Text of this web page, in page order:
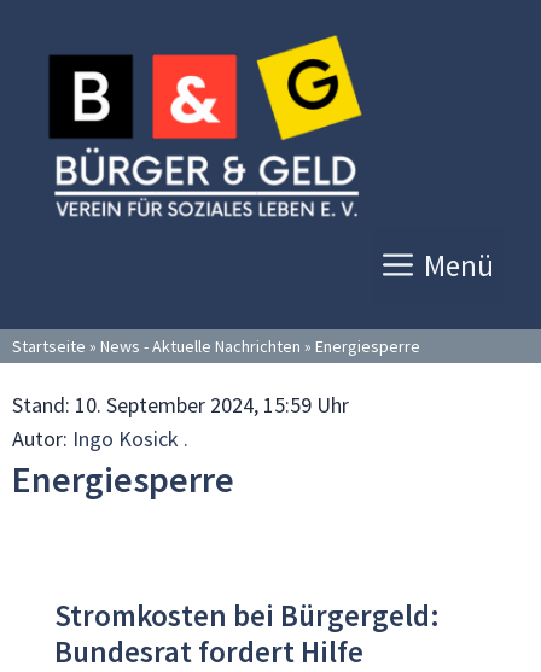
Inhalt
springen
Menü
Startseite » News - Aktuelle Nachrichten » Energiesperre
Stand: 10. September 2024, 15:59 Uhr
Autor: Ingo Kosick .
Energiesperre
Stromkosten bei Bürgergeld:
Bundesrat fordert Hilfe